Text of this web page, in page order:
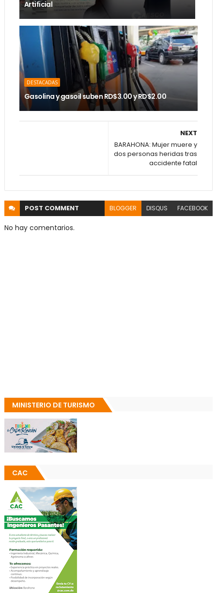
Artificial
DESTACADAS
Gasolina y gasoil suben RD$3.00 y RD$2.00
NEXT
BARAHONA: Mujer muere y
dos personas heridas tras
accidente fatal
POST COMMENT BLOGGER DISQUS FACEBOOK
No hay comentarios.
MINISTERIO DE TURISMO
CAC